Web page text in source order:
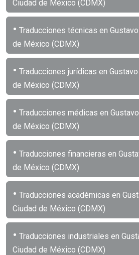
Ciudad de México (CDMX)
• Traducciones técnicas en
de México (CDMX)
• Traducciones jurídicas en
de México (CDMX)
• Traducciones médicas en
de México (CDMX)
• Traducciones financieras en
de México (CDMX)
• Traducciones académicas en
Ciudad de México (CDMX)
• Traducciones industriales en
Ciudad de México (CDMX)